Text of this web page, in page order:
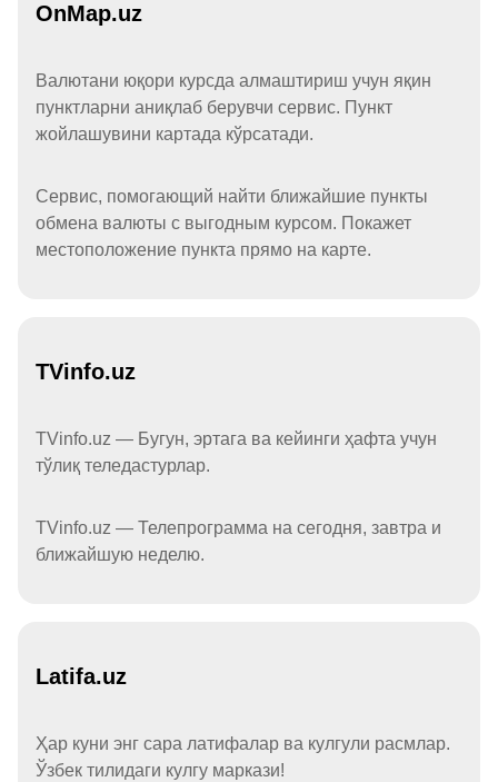
OnMap.uz
Валютани юқори курсда алмаштириш учун яқин
пунктларни аниқлаб берувчи сервис. Пункт
жойлашувини картада кўрсатади.
Сервис, помогающий найти ближайшие пункты
обмена валюты с выгодным курсом. Покажет
местоположение пункта прямо на карте.
TVinfo.uz
TVinfo.uz — Бугун, эртага ва кейинги ҳафта учун
тўлиқ теледастурлар.
TVinfo.uz — Телепрограмма на сегодня, завтра и
ближайшую неделю.
Latifa.uz
Ҳар куни энг сара латифалар ва кулгули расмлар.
Ўзбек тилидаги кулгу маркази!